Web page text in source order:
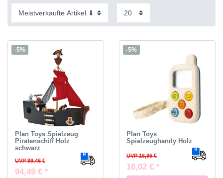
-5%
Plan Toys Spielzeug
Piratenschiff Holz
schwarz
UVP 99,46 €
94,49 € *
-5%
Plan Toys
Spielzeughandy Holz
UVP 16,86 €
16,02 € *